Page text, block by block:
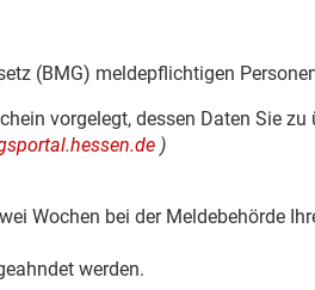
(BMG) meldepflichtigen
vorgelegt, dessen Daten Sie zu
)
Wochen bei der Meldebehörde
werden.